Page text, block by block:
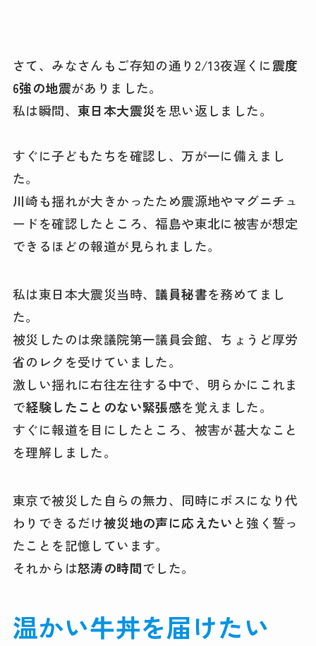
さて、みなさんもご存知の通り2/13夜遅くに震度
6強の地震がありました。
私は瞬間、 東日本大震災を思い返しました。
すぐに子どもたちを確認し、万が一に備えまし
た。
川崎も揺れが大きかったため震源地やマグニチュ
ードを確認したところ、福島や東北に被害が想定
できるほどの報道が見られました。
私は東日本大震災当時、議員秘書を務めてまし
た。
被災したのは衆議院第一議員会館、ちょうど厚労
省のレクを受けていました。
激しい揺れに右往左往する中で、明らかにこれま
で経験したことのない緊張感を覚えました。
すぐに報道を目にしたところ、被害が甚大なこと
を理解しました。
東京で被災した自らの無力、同時にボスになり代
わりできるだけ被災地の声に応えたい と強く誓っ
たことを記憶しています。
それからは怒涛の時間でした。
温かい牛丼を届けたい